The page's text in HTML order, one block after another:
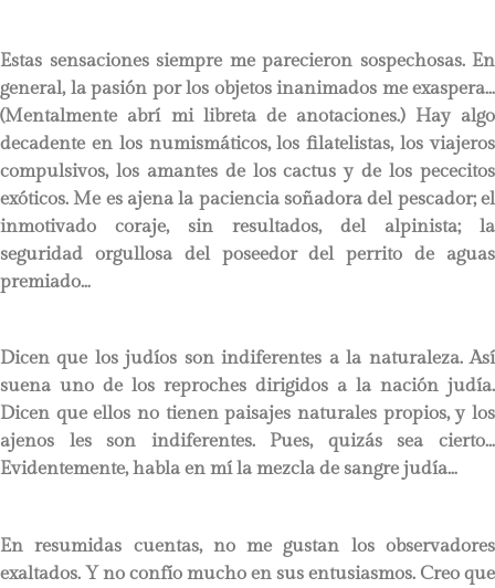
Estas sensaciones siempre me parecieron sospechosas. En
general, la pasión por los objetos inanimados me exaspera…
(Mentalmente abrí mi libreta de anotaciones.) Hay algo
decadente en los numismáticos, los filatelistas, los viajeros
compulsivos, los amantes de los cactus y de los pececitos
exóticos. Me es ajena la paciencia soñadora del pescador; el
inmotivado coraje, sin resultados, del alpinista; la
seguridad orgullosa del poseedor del perrito de aguas
premiado…
Dicen que los judíos son indiferentes a la naturaleza. Así
suena uno de los reproches dirigidos a la nación judía.
Dicen que ellos no tienen paisajes naturales propios, y los
ajenos les son indiferentes. Pues, quizás sea cierto…
Evidentemente, habla en mí la mezcla de sangre judía…
En resumidas cuentas, no me gustan los observadores
exaltados. Y no confío mucho en sus entusiasmos. Creo que